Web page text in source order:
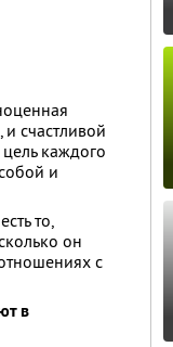
счастливой
каждого
и
то,
он
с
в